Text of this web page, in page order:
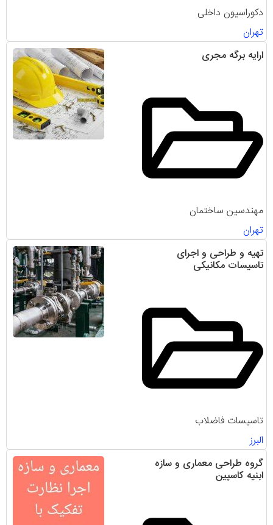
دکوراسیون داخلی
تهران
ارایه برگه مجری
مهندسین ساختمان
تهران
تهیه و طراحی و اجرای
تاسیسات مکانیکی
تاسیسات فاضلاب
البرز
گروه طراحی معماری و سازه
ابنیه کاسپین